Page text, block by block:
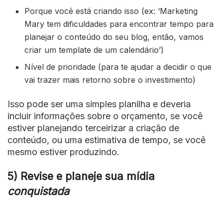
Porque você está criando isso (ex: ‘Marketing
Mary tem dificuldades para encontrar tempo para
planejar o conteúdo do seu blog, então, vamos
criar um template de um calendário’)
Nível de prioridade (para te ajudar a decidir o que
vai trazer mais retorno sobre o investimento)
Isso pode ser uma simples planilha e deveria
incluir informações sobre o orçamento, se você
estiver planejando terceirizar a criação de
conteúdo, ou uma estimativa de tempo, se você
mesmo estiver produzindo.
5) Revise e planeje sua mídia
conquistada